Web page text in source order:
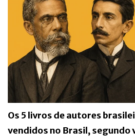
Os 5 livros de autores
vendidos no Brasil, segundo